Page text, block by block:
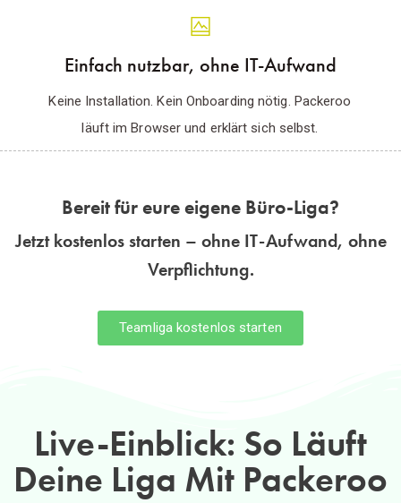
Einfach nutzbar, ohne IT-Aufwand
Keine Installation. Kein Onboarding nötig. Packeroo
läuft im Browser und erklärt sich selbst.
Bereit für eure eigene Büro-Liga?
Jetzt kostenlos starten – ohne IT-Aufwand, ohne
Verpflichtung.
Teamliga kostenlos starten
Live-Einblick: So Läuft
Deine Liga Mit Packeroo